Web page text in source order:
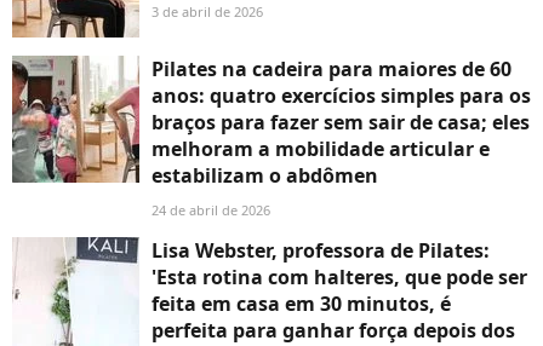
3 de abril de 2026
Pilates na cadeira para maiores de 60
anos: quatro exercícios simples para os
braços para fazer sem sair de casa; eles
melhoram a mobilidade articular e
estabilizam o abdômen
24 de abril de 2026
Lisa Webster, professora de Pilates:
'Esta rotina com halteres, que pode ser
feita em casa em 30 minutos, é
perfeita para ganhar força depois dos